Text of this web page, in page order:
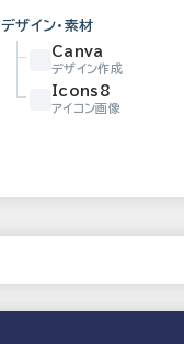
デザイン・素材
Canva
デザイン作成
Icons8
アイコン画像